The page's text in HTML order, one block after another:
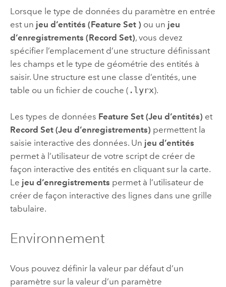
Lorsque le type de données du paramètre en entrée
est un jeu d’entités (Feature Set ) ou un jeu
d’enregistrements (Record Set), vous devez
spécifier l’emplacement d’une structure définissant
les champs et le type de géométrie des entités à
saisir. Une structure est une classe d’entités, une
table ou un fichier de couche ( .lyrx).
Les types de données Feature Set (Jeu d’entités) et
Record Set (Jeu d’enregistrements) permettent la
saisie interactive des données. Un jeu d’entités
permet à l’utilisateur de votre script de créer de
façon interactive des entités en cliquant sur la carte.
Le jeu d’enregistrements permet à l’utilisateur de
créer de façon interactive des lignes dans une grille
tabulaire.
Environnement
Vous pouvez définir la valeur par défaut d’un
paramètre sur la valeur d’un paramètre